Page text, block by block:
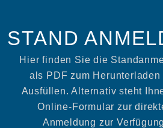
STAND
Hier finden Sie die
als PDF zum Herunterladen
Ausfüllen. Alternativ steht
Online-Formular zur
Anmeldung zur